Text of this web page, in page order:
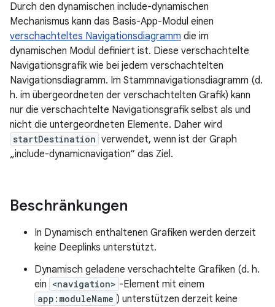
Durch den dynamischen include-dynamischen
Mechanismus kann das Basis-App-Modul einen
verschachteltes Navigationsdiagramm die im
dynamischen Modul definiert ist. Diese verschachtelte
Navigationsgrafik wie bei jedem verschachtelten
Navigationsdiagramm. Im Stammnavigationsdiagramm (d.
h. im übergeordneten der verschachtelten Grafik) kann
nur die verschachtelte Navigationsgrafik selbst als und
nicht die untergeordneten Elemente. Daher wird
startDestination verwendet, wenn ist der Graph
„include-dynamicnavigation“ das Ziel.
Beschränkungen
In Dynamisch enthaltenen Grafiken werden derzeit
keine Deeplinks unterstützt.
Dynamisch geladene verschachtelte Grafiken (d. h.
ein <navigation> -Element mit einem
app:moduleName ) unterstützen derzeit keine